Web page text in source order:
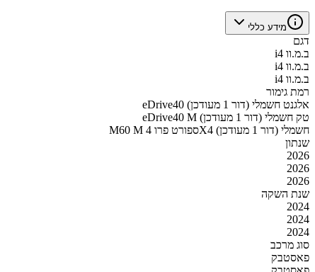
מידע כללי
דגם
ב.מ.וו i4
ב.מ.וו i4
ב.מ.וו i4
רמת גימור
eDrive40 אלגנט חשמלי (דור 1 מעודכן)
eDrive40 M טק חשמלי (דור 1 מעודכן)
M60 M ספורט פרו 4X4 חשמלי (דור 1 מעודכן)
שנתון
2026
2026
2026
שנת השקה
2024
2024
2024
סוג מרכב
פאסטבק